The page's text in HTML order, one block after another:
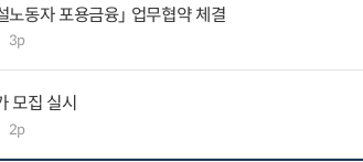
동자 포용금융」 업무협약 체결
3p
모집 실시
2p